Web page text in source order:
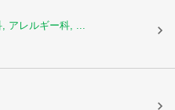
アレルギー科, ...